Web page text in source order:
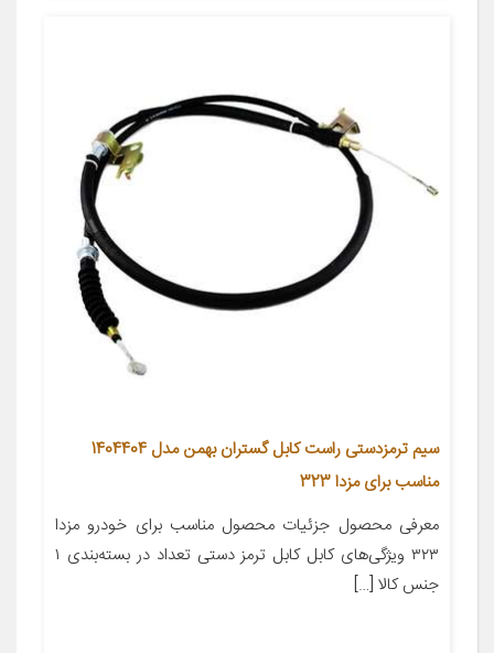
سیم ترمزدستی راست کابل گستران بهمن مدل 1404404
مناسب برای مزدا 323
معرفی محصول جزئیات محصول مناسب برای خودرو مزدا
۳۲۳ ویژگی‌های کابل کابل ترمز دستی تعداد در بسته‌بندی ۱
جنس کالا […]